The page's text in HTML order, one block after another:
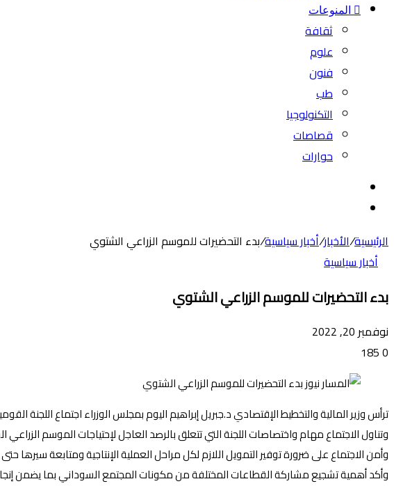
المنوعات
ثقافة
علوم
فنون
طب
التكنولوجيا
قصاصات
حوارات
الرئيسية/الأخبار/أخبار سياسية/بدء التحضيرات للموسم الزراعي الشتوي
أخبار سياسية
بدء التحضيرات للموسم الزراعي الشتوي
نوفمبر 20, 2022
0
ترأس وزير المالية والتخطيط الإقتصادي د.جبريل إبراهيم اليوم بمجلس الوزراء اجتماع اللجنة
وتناول الاجتماع مهام واختصاصات اللجنة التي تتعلق بالرصد العاجل لإحتياجات الموسم
وأمن الاجتماع على ضرورة توفير التمويل اللازم لكل مراحل العملية الإنتاجية ومتابعة
وأكد أهمية تشجيع مشاركة القطاعات المختلفة من مكونات المجتمع السوداني بما يضمن